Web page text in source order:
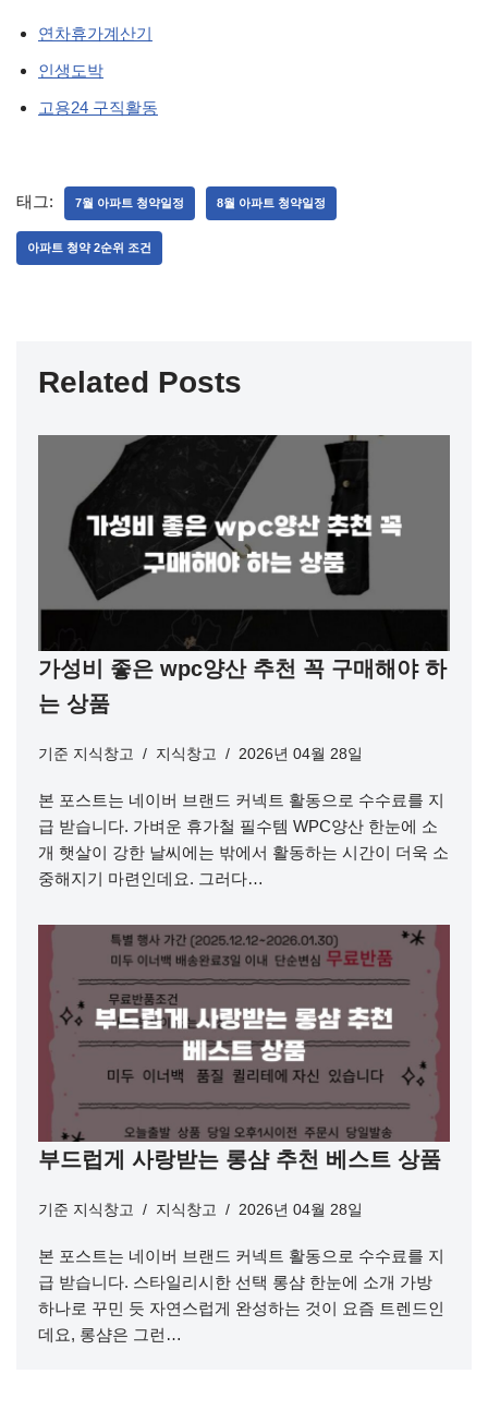
연차휴가계산기
인생도박
고용24 구직활동
태그: 7월 아파트 청약일정 8월 아파트 청약일정
아파트 청약 2순위 조건
Related Posts
가성비 좋은 wpc양산 추천 꼭 구매해야 하
는 상품
기준 지식창고 지식창고 2026년 04월 28일
본 포스트는 네이버 브랜드 커넥트 활동으로 수수료를 지
급 받습니다. 가벼운 휴가철 필수템 WPC양산 한눈에 소
개 햇살이 강한 날씨에는 밖에서 활동하는 시간이 더욱 소
중해지기 마련인데요. 그러다…
부드럽게 사랑받는 롱샴 추천 베스트 상품
기준 지식창고 지식창고 2026년 04월 28일
본 포스트는 네이버 브랜드 커넥트 활동으로 수수료를 지
급 받습니다. 스타일리시한 선택 롱샴 한눈에 소개 가방
하나로 꾸민 듯 자연스럽게 완성하는 것이 요즘 트렌드인
데요, 롱샴은 그런…